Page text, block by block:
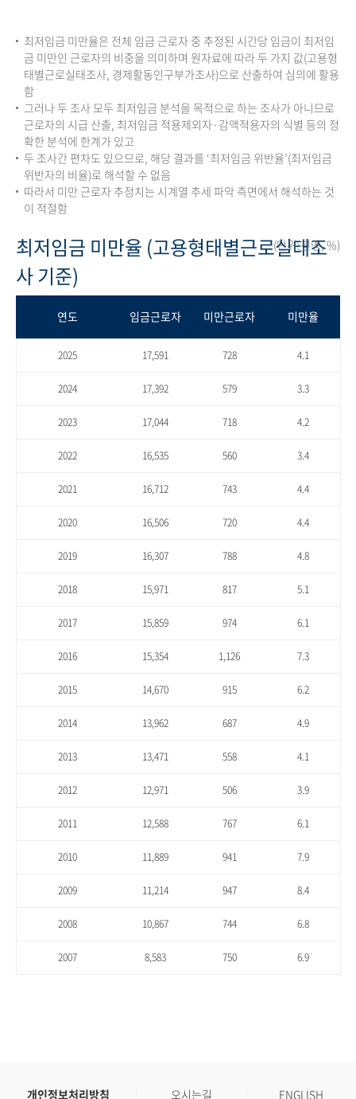
최저임금 미만율은 전체 임금 근로자 중 추정된 시간당 임금이 최저임
금 미만인 근로자의 비중을 의미하며 원자료에 따라 두 가지 값(고용형
태별근로실태조사, 경제활동인구부가조사)으로 산출하여 심의에 활용
함
그러나 두 조사 모두 최저임금 분석을 목적으로 하는 조사가 아니므로
근로자의 시급 산출, 최저임금 적용제외자·감액적용자의 식별 등의 정
확한 분석에 한계가 있고
두 조사간 편차도 있으므로, 해당 결과를 ‘최저임금 위반율’(최저임금
위반자의 비율)로 해석할 수 없음
따라서 미만 근로자 추정치는 시계열 추세 파악 측면에서 해석하는 것
이 적절함
최저임금 미만율 (고용형태별근로실태조
사 기준)
(단위:천명, %)
연도 임금근로자 미만근로자 미만율
2025 17,591 728 4.1
2024 17,392 579 3.3
2023 17,044 718 4.2
2022 16,535 560 3.4
2021 16,712 743 4.4
2020 16,506 720 4.4
2019 16,307 788 4.8
2018 15,971 817 5.1
2017 15,859 974 6.1
2016 15,354 1,126 7.3
2015 14,670 915 6.2
2014 13,962 687 4.9
2013 13,471 558 4.1
2012 12,971 506 3.9
2011 12,588 767 6.1
2010 11,889 941 7.9
2009 11,214 947 8.4
2008 10,867 744 6.8
2007 8,583 750 6.9
개인정보처리방침 오시는길 ENGLISH